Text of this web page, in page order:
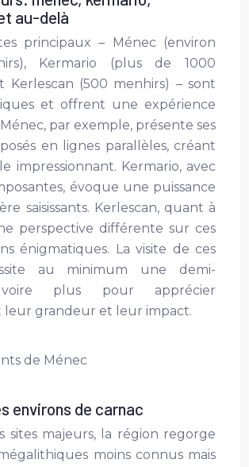
au-delà
principaux – Ménec (environ
Kermario (plus de 1000
Kerlescan (500 menhirs) – sont
et offrent une expérience
par exemple, présente ses
en lignes parallèles, créant
impressionnant. Kermario, avec
évoque une puissance
saisissants. Kerlescan, quant à
perspective différente sur ces
énigmatiques. La visite de ces
au minimum une demi-
plus pour apprécier
leur grandeur et leur impact.
environs de carnac
sites majeurs, la région regorge
moins connus mais